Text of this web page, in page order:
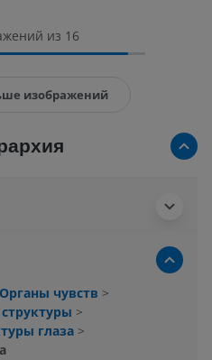
из 16
изображений
Органы чувств >
>
глаза >